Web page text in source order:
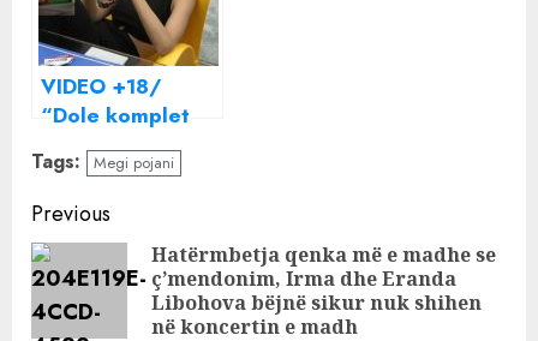
VIDEO +18/
“Dole komplet
fare”, Jori sërish
pa të brendshme
dhe i dalin pjesët
intime sheshit
Tags: Megi pojani
Continue
Reading
Previous
Hatërmbetja qenka më e madhe se
ç’mendonim, Irma dhe Eranda
Libohova bëjnë sikur nuk shihen
në koncertin e madh